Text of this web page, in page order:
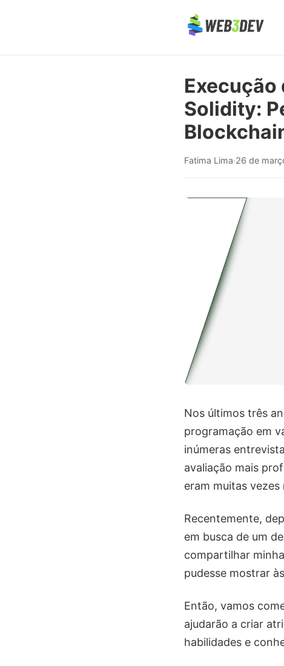
Execução
Solidity:
Fatima Lima·26 de
Nos últimos três
programação em
inúmeras
avaliação mais
eram muitas
Recentemente,
em busca de um
compartilhar
pudesse mostrar
Então, vamos
ajudarão a criar
habilidades e